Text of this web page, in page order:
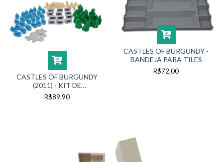
CASTLES OF BURGUNDY
(2011) - KIT DE
COMPONENTES
R$89,90
CASTLES OF BURGUNDY -
BANDEJA PARA TILES
R$72,00